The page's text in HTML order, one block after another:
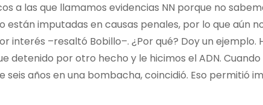
a las que llamamos evidencias NN porque no
imputadas en causas penales, por lo que aún
interés –resaltó Bobillo–. ¿Por qué? Doy un ejemplo.
detenido por otro hecho y le hicimos el ADN.
años en una bombacha, coincidió. Eso permitió